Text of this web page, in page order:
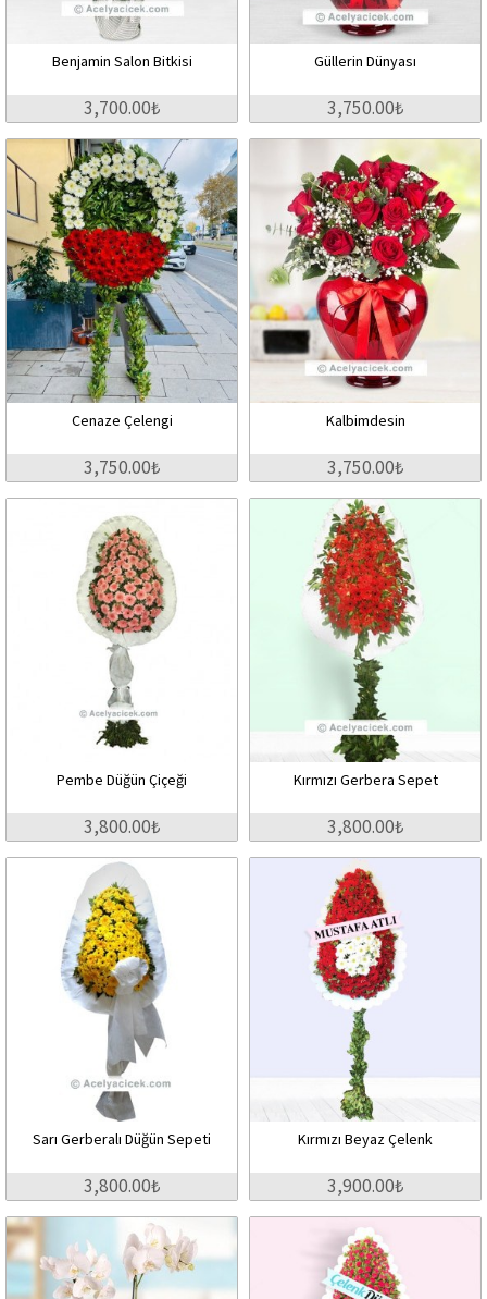
Benjamin Salon Bitkisi
3,700.00₺
Güllerin Dünyası
3,750.00₺
Cenaze Çelengi
3,750.00₺
Kalbimdesin
3,750.00₺
Pembe Düğün Çiçeği
3,800.00₺
Kırmızı Gerbera Sepet
3,800.00₺
Sarı Gerberalı Düğün Sepeti
3,800.00₺
Kırmızı Beyaz Çelenk
3,900.00₺